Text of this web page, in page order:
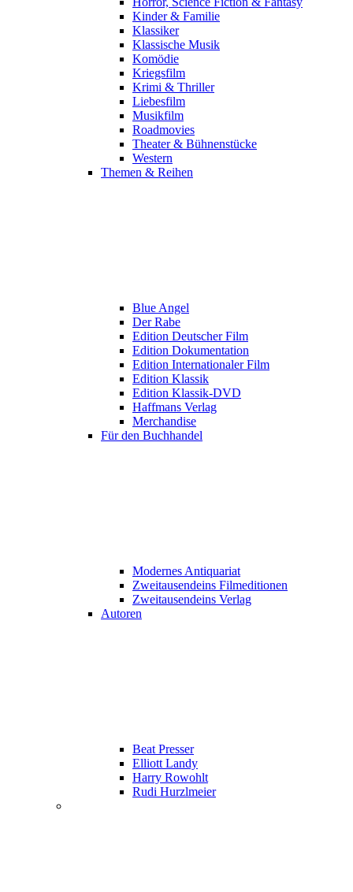
Kinder & Familie
Klassiker
Klassische Musik
Komödie
Kriegsfilm
Krimi & Thriller
Liebesfilm
Musikfilm
Roadmovies
Theater & Bühnenstücke
Western
Themen & Reihen
Blue Angel
Der Rabe
Edition Deutscher Film
Edition Dokumentation
Edition Internationaler Film
Edition Klassik
Edition Klassik-DVD
Haffmans Verlag
Merchandise
Für den Buchhandel
Modernes Antiquariat
Zweitausendeins Filmeditionen
Zweitausendeins Verlag
Autoren
Beat Presser
Elliott Landy
Harry Rowohlt
Rudi Hurzlmeier